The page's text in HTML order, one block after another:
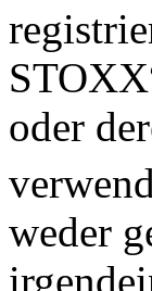
oder
weder